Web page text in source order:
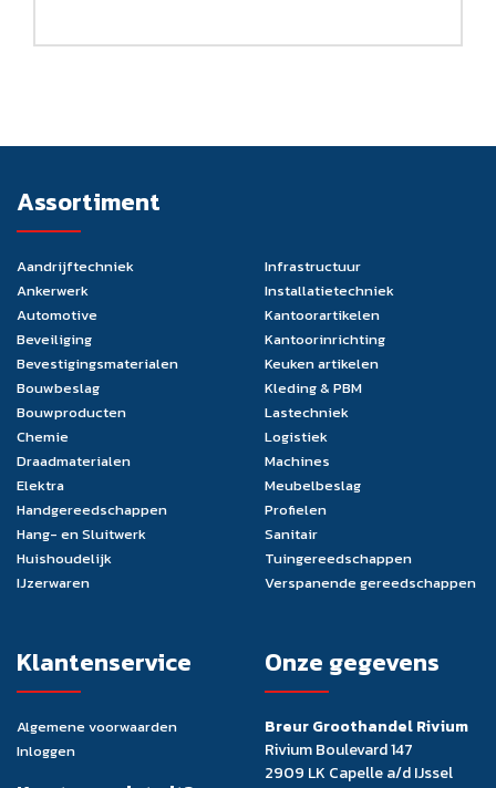
Assortiment
Aandrijftechniek
Ankerwerk
Automotive
Beveiliging
Bevestigingsmaterialen
Bouwbeslag
Bouwproducten
Chemie
Draadmaterialen
Elektra
Handgereedschappen
Hang- en Sluitwerk
Huishoudelijk
IJzerwaren
Infrastructuur
Installatietechniek
Kantoorartikelen
Kantoorinrichting
Keuken artikelen
Kleding & PBM
Lastechniek
Logistiek
Machines
Meubelbeslag
Profielen
Sanitair
Tuingereedschappen
Verspanende gereedschappen
Klantenservice
Algemene voorwaarden
Inloggen
Onze gegevens
Breur Groothandel Rivium
Rivium Boulevard 147
2909 LK Capelle a/d IJssel